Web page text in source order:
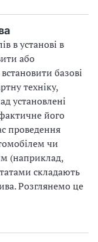
в установі в
або
базові
техніку,
установлені
його
проведення
чи
(наприклад,
складають
Розглянемо це